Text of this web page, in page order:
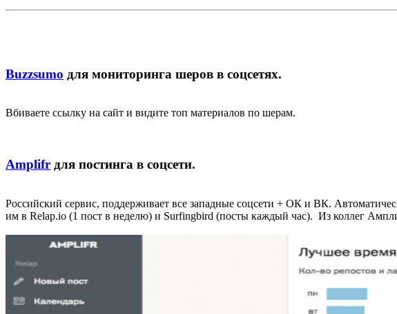
Buzzsumo для мониторинга шеров в соцсетях.
Вбиваете ссылку на сайт и видите топ материалов по шерам.
Amplifr для постинга в соцсети.
Российский сервис, поддерживает все западные соцсети + ОК и ВК.
им в Relap.io (1 пост в неделю) и Surfingbird (посты каждый час). Из коллег